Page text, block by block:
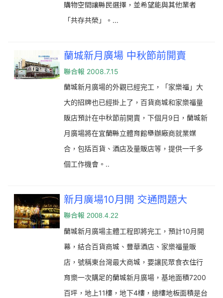
購物空間讓縣民選擇，並希望能與其他業者
「共存共榮」。...
蘭城新月廣場 中秋節前開賣
聯合報 2008.7.15
蘭城新月廣場的外觀已經完工，「家樂福」大
大的招牌也已經掛上了，百貨商城和家樂福量
販店預計在中秋節前開賣，下個月9日，蘭城新
月廣場將在宜蘭縣立體育館舉辦廠商就業媒
合，包括百貨、酒店及量販店等，提供一千多
個工作機會。..
新月廣場10月開 交通問題大
聯合報 2008.4.22
蘭城新月廣場主體工程即將完工，預計10月開
幕，結合百貨商城、豐華酒店、家樂福量販
店，號稱東台灣最大商城，要讓民眾食衣住行
育樂一次購足的蘭城新月廣場，基地面積7200
百坪，地上11樓，地下4樓，總樓地板面積是台